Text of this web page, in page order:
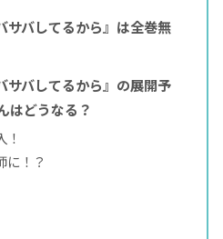
サバしてるから』は全巻無
サバしてるから』の展開予
はどうなる？
！
に！？